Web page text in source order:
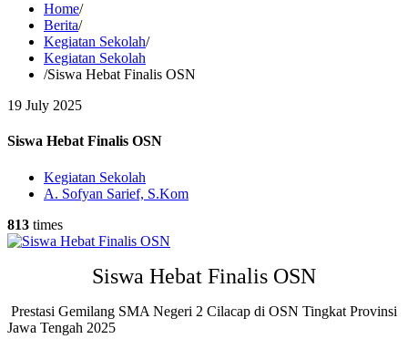
Home/
Berita/
Kegiatan Sekolah/
Kegiatan Sekolah
/Siswa Hebat Finalis OSN
19 July 2025
Siswa Hebat Finalis OSN
Kegiatan Sekolah
A. Sofyan Sarief, S.Kom
813 times
Siswa Hebat Finalis OSN
Prestasi Gemilang SMA Negeri 2 Cilacap di OSN Tingkat Provinsi
Jawa Tengah 2025